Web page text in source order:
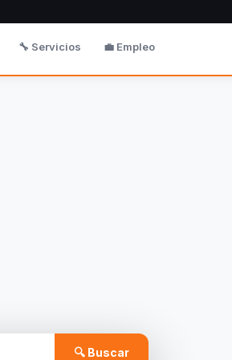
🔧 Servicios 💼 Empleo
🔍 Buscar